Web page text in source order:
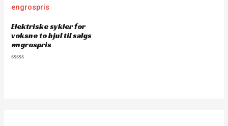
Elektriske sykler for
voksne to hjul til salgs
engrospris